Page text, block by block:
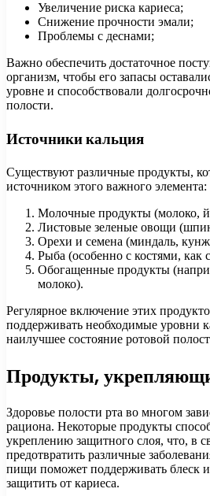
Увеличение риска кариеса;
Снижение прочности эмали;
Проблемы с деснами;
Важно обеспечить достаточное
организм, чтобы его запасы
уровне и способствовали
полости.
Источники кальция
Существуют различные продукты,
источником этого важного элемента:
Молочные продукты (молоко,
Листовые зеленые овощи
Орехи и семена (миндаль,
Рыба (особенно с костями, как
Обогащенные продукты
молоко).
Регулярное включение этих
поддерживать необходимые уровни
наилучшее состояние ротовой
Продукты,
Здоровье полости рта во многом
рациона. Некоторые продукты
укреплению защитного слоя, что, в
предотвратить различные
пищи поможет поддерживать блеск и
защитить от кариеса.